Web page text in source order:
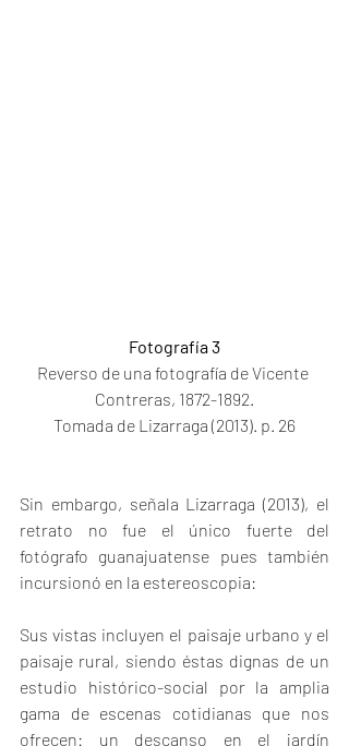
Fotografía 3
Reverso de una fotografía de Vicente
Contreras, 1872-1892.
Tomada de Lizarraga (2013). p. 26
Sin embargo, señala Lizarraga (2013), el
retrato no fue el único fuerte del
fotógrafo guanajuatense pues también
incursionó en la estereoscopia:
Sus vistas incluyen el paisaje urbano y el
paisaje rural, siendo éstas dignas de un
estudio histórico-social por la amplia
gama de escenas cotidianas que nos
ofrecen: un descanso en el jardín